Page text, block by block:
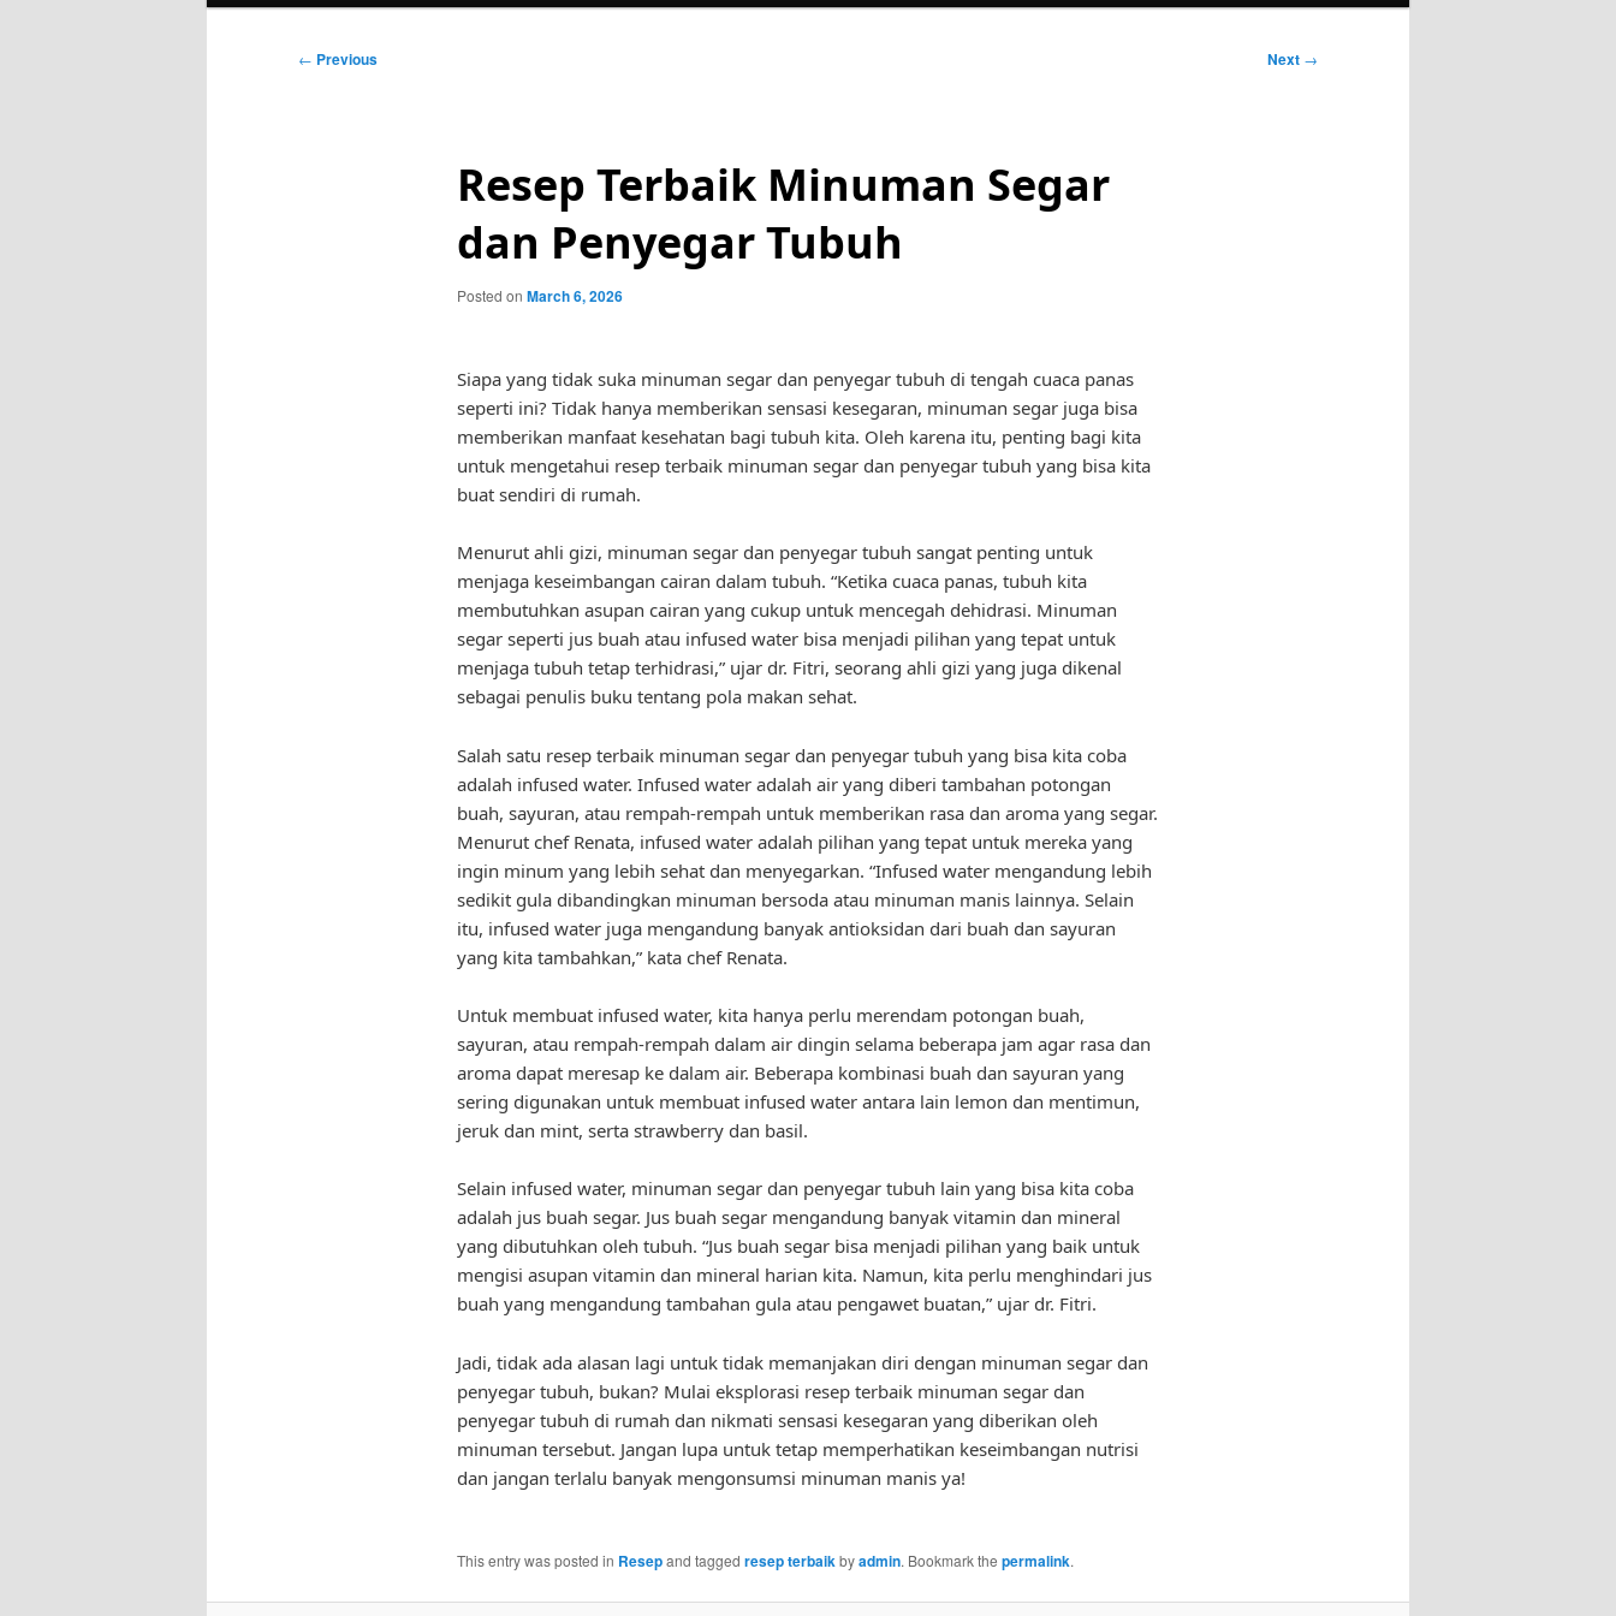
Post
← Previous Next →
Resep Terbaik Minuman Segar
dan Penyegar Tubuh
Posted on March 6, 2026
Siapa yang tidak suka minuman segar dan penyegar tubuh di tengah cuaca panas
seperti ini? Tidak hanya memberikan sensasi kesegaran, minuman segar juga bisa
memberikan manfaat kesehatan bagi tubuh kita. Oleh karena itu, penting bagi kita
untuk mengetahui resep terbaik minuman segar dan penyegar tubuh yang bisa kita
buat sendiri di rumah.
Menurut ahli gizi, minuman segar dan penyegar tubuh sangat penting untuk
menjaga keseimbangan cairan dalam tubuh. “Ketika cuaca panas, tubuh kita
membutuhkan asupan cairan yang cukup untuk mencegah dehidrasi. Minuman
segar seperti jus buah atau infused water bisa menjadi pilihan yang tepat untuk
menjaga tubuh tetap terhidrasi,” ujar dr. Fitri, seorang ahli gizi yang juga dikenal
sebagai penulis buku tentang pola makan sehat.
Salah satu resep terbaik minuman segar dan penyegar tubuh yang bisa kita coba
adalah infused water. Infused water adalah air yang diberi tambahan potongan
buah, sayuran, atau rempah-rempah untuk memberikan rasa dan aroma yang segar.
Menurut chef Renata, infused water adalah pilihan yang tepat untuk mereka yang
ingin minum yang lebih sehat dan menyegarkan. “Infused water mengandung lebih
sedikit gula dibandingkan minuman bersoda atau minuman manis lainnya. Selain
itu, infused water juga mengandung banyak antioksidan dari buah dan sayuran
yang kita tambahkan,” kata chef Renata.
Untuk membuat infused water, kita hanya perlu merendam potongan buah,
sayuran, atau rempah-rempah dalam air dingin selama beberapa jam agar rasa dan
aroma dapat meresap ke dalam air. Beberapa kombinasi buah dan sayuran yang
sering digunakan untuk membuat infused water antara lain lemon dan mentimun,
jeruk dan mint, serta strawberry dan basil.
Selain infused water, minuman segar dan penyegar tubuh lain yang bisa kita coba
adalah jus buah segar. Jus buah segar mengandung banyak vitamin dan mineral
yang dibutuhkan oleh tubuh. “Jus buah segar bisa menjadi pilihan yang baik untuk
mengisi asupan vitamin dan mineral harian kita. Namun, kita perlu menghindari jus
buah yang mengandung tambahan gula atau pengawet buatan,” ujar dr. Fitri.
Jadi, tidak ada alasan lagi untuk tidak memanjakan diri dengan minuman segar dan
penyegar tubuh, bukan? Mulai eksplorasi resep terbaik minuman segar dan
penyegar tubuh di rumah dan nikmati sensasi kesegaran yang diberikan oleh
minuman tersebut. Jangan lupa untuk tetap memperhatikan keseimbangan nutrisi
dan jangan terlalu banyak mengonsumsi minuman manis ya!
This entry was posted in Resepand tagged resep terbaikbyadmin. Bookmark the permalink.